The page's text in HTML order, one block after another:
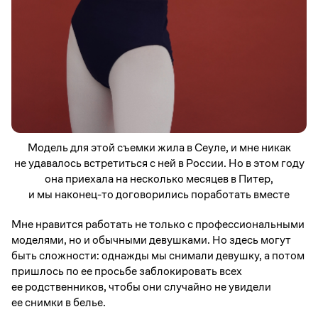
Модель для этой съемки жила в Сеуле, и мне никак
не удавалось встретиться с ней в России. Но в этом году
она приехала на несколько месяцев в Питер,
и мы наконец-то договорились поработать вместе
Мне нравится работать не только с профессиональными
моделями, но и обычными девушками. Но здесь могут
быть сложности: однажды мы снимали девушку, а потом
пришлось по ее просьбе заблокировать всех
ее родственников, чтобы они случайно не увидели
ее снимки в белье.